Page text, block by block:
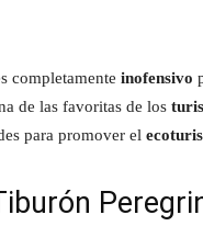
completamente inofensivo
de las favoritas de los
para promover el